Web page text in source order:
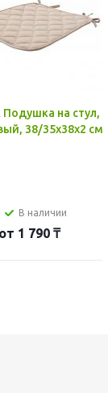
на стул,
38/35x38x2 см
В наличии
от 1 790 ₸